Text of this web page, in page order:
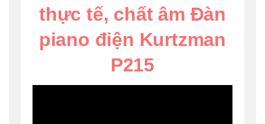
thực tế, chất âm Đàn
piano điện Kurtzman
P215